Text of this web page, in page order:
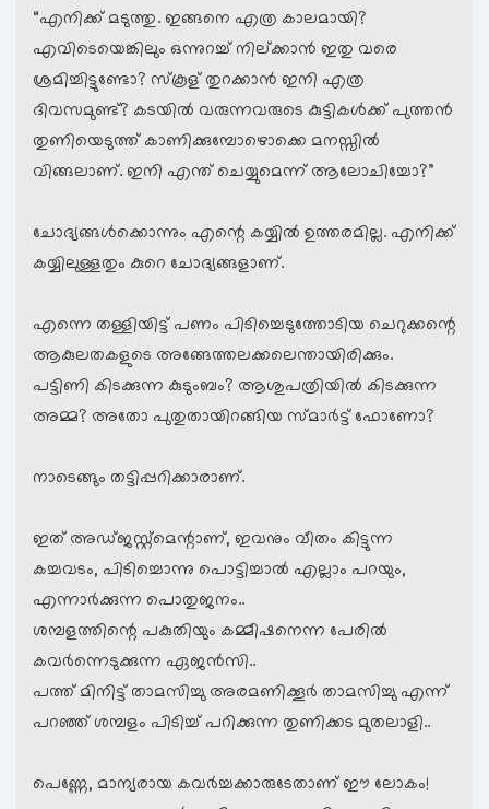
“എനിക്ക് മടുത്തു. ഇങ്ങനെ എത്ര കാലമായി?
എവിടെയെങ്കിലും ഒന്നുറച്ച് നില്ക്കാന്‍ ഇതു വരെ
ശ്രമിച്ചിട്ടുണ്ടോ? സ്കൂള് തുറക്കാന്‍ ഇനി എത്ര
ദിവസമുണ്ട്? കടയില്‍ വരുന്നവരുടെ കുട്ടികള്‍ക്ക് പുത്തന്‍
തുണിയെടുത്ത് കാണിക്കുമ്പോഴൊക്കെ മനസ്സില്‍
വിങ്ങലാണ്. ഇനി എന്ത് ചെയ്യുമെന്ന് ആലോചിച്ചോ?”
ചോദ്യങ്ങള്‍ക്കൊന്നും എന്റെ കയ്യില്‍ ഉത്തരമില്ല. എനിക്ക്
കയ്യിലുള്ളതും കുറെ ചോദ്യങ്ങളാണ്.
എന്നെ തള്ളിയിട്ട് പണം പിടിച്ചെടുത്തോടിയ ചെറുക്കന്റെ
ആകുലതകളുടെ അങ്ങേത്തലക്കലെന്തായിരിക്കും.
പട്ടിണി കിടക്കുന്ന കുടുംബം? ആശുപത്രിയില്‍ കിടക്കുന്ന
അമ്മ? അതോ പുതുതായിറങ്ങിയ സ്മാര്‍ട്ട് ഫോണോ?
നാടെങ്ങും തട്ടിപ്പറിക്കാരാണ്.
ഇത് അഡ്ജസ്റ്റ്മെന്റാണ്, ഇവനും വീതം കിട്ടുന്ന
കച്ചവടം, പിടിച്ചൊന്നു പൊട്ടിച്ചാല്‍ എല്ലാം പറയും,
എന്നാര്‍ക്കുന്ന പൊതുജനം..
ശമ്പളത്തിന്റെ പകുതിയും കമ്മീഷനെന്ന പേരില്‍
കവര്‍ന്നെടുക്കുന്ന ഏജന്‍സി..
പത്ത് മിനിട്ട് താമസിച്ചു അരമണിക്കൂര്‍ താമസിച്ചു എന്ന്
പറഞ്ഞ് ശമ്പളം പിടിച്ച് പറിക്കുന്ന തുണിക്കട മുതലാളി..
പെണ്ണേ, മാന്യരായ കവര്‍ച്ചക്കാരുടേതാണ് ഈ ലോകം!